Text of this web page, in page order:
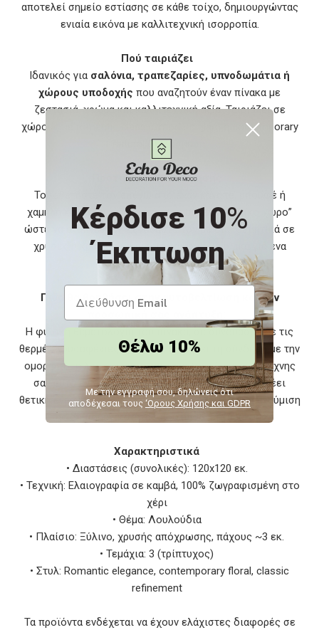
αποτελεί σημείο εστίασης σε κάθε τοίχο, δημιουργώντας
ενιαία εικόνα με καλλιτεχνική ισορροπία.
Πού ταιριάζει
Ιδανικός για σαλόνια, τραπεζαρίες, υπνοδωμάτια ή
χώρους υποδοχής που αναζητούν έναν πίνακα με
ζεστασιά, χρώμα και καλλιτεχνική αξία. Ταιριάζει σε
χώρους με romantic classic, modern glam ή contemporary
natural διακόσμηση.
Προτάσεις Διακόσμησης
Τοποθετήστε τον επάνω από έναν καναπέ, μπουφέ ή
χαμηλή κονσόλα, αφήνοντάς του αρκετό “οπτικό χώρο”
ώστε να αναπνεύσει. Συνδυάστε τον με διακοσμητικά σε
χρυσές ή κρεμ αποχρώσεις και φυσικά υλικά για ένα
αρμονικό αποτέλεσμα.
Πώς θα βοηθήσει στην αυτοβελτίωση και την
Η φυσική θεματολογία του πίνακα, σε συνδυασμό με τις
θερμές χρυσαφένιες πινελιές, ενισχύει τη σύνδεση με την
ομορφιά, τη λεπτομέρεια και τη γαλήνη. Ένα έργο τέχνης
σαν αυτό ενισχύει την παρουσία στο "τώρα", εμπνέει
θετική ενέργεια και λειτουργεί ως καθημερινή υπενθύμιση
της δημιουργικότητας που υπάρχει γύρω μας.
Χαρακτηριστικά
• Διαστάσεις (συνολικές): 120x120 εκ.
• Τεχνική: Ελαιογραφία σε καμβά, 100% ζωγραφισμένη στο
χέρι
• Θέμα: Λουλούδια
• Πλαίσιο: Ξύλινο, χρυσής απόχρωσης, πάχους ~3 εκ.
• Τεμάχια: 3 (τρίπτυχος)
• Στυλ: Romantic elegance, contemporary floral, classic
refinement
Τα προϊόντα ενδέχεται να έχουν ελάχιστες διαφορές σε
Κέρδισε 10%
Έκπτωση
Θέλω 10%
Με την εγγραφή σου, δηλώνεις ότι
αποδέχεσαι τους ‘Ορους Χρήσης και GDPR